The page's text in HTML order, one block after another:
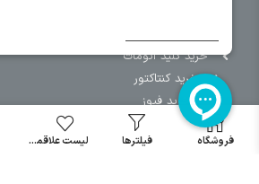
خرید کلید اتومات
خرید کنتاکتور
خرید فیوز
مینیاتوری
خرید میکرو
فروشگاه فیلترها لیست علاقمندی